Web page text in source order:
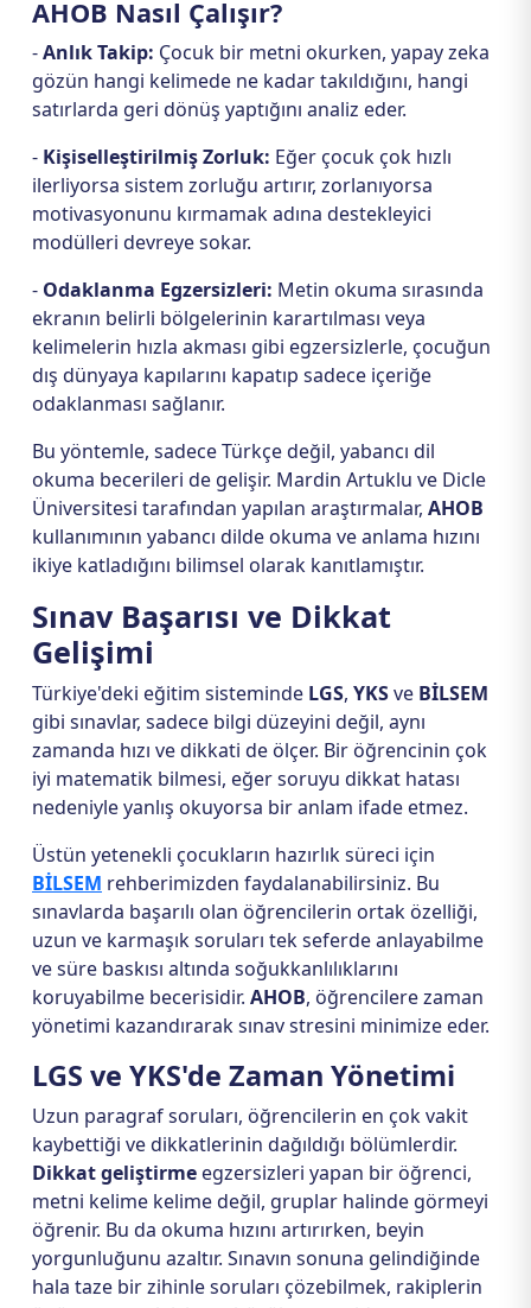
AHOB Nasıl Çalışır?
-Anlık Takip: Çocuk bir metni okurken, yapay zeka
gözün hangi kelimede ne kadar takıldığını, hangi
satırlarda geri dönüş yaptığını analiz eder.
- Kişiselleştirilmiş Zorluk: Eğer çocuk çok hızlı
ilerliyorsa sistem zorluğu artırır, zorlanıyorsa
motivasyonunu kırmamak adına destekleyici
modülleri devreye sokar.
- Odaklanma Egzersizleri: Metin okuma sırasında
ekranın belirli bölgelerinin karartılması veya
kelimelerin hızla akması gibi egzersizlerle, çocuğun
dış dünyaya kapılarını kapatıp sadece içeriğe
odaklanması sağlanır.
Bu yöntemle, sadece Türkçe değil, yabancı dil
okuma becerileri de gelişir. Mardin Artuklu ve Dicle
Üniversitesi tarafından yapılan araştırmalar, AHOB
kullanımının yabancı dilde okuma ve anlama hızını
ikiye katladığını bilimsel olarak kanıtlamıştır.
Sınav Başarısı ve Dikkat
Gelişimi
Türkiye'deki eğitim sisteminde LGS, YKSve BİLSEM
gibi sınavlar, sadece bilgi düzeyini değil, aynı
zamanda hızı ve dikkati de ölçer. Bir öğrencinin çok
iyi matematik bilmesi, eğer soruyu dikkat hatası
nedeniyle yanlış okuyorsa bir anlam ifade etmez.
Üstün yetenekli çocukların hazırlık süreci için
BİLSEM rehberimizden faydalanabilirsiniz. Bu
sınavlarda başarılı olan öğrencilerin ortak özelliği,
uzun ve karmaşık soruları tek seferde anlayabilme
ve süre baskısı altında soğukkanlılıklarını
koruyabilme becerisidir. AHOB, öğrencilere zaman
yönetimi kazandırarak sınav stresini minimize eder.
LGS ve YKS'de Zaman Yönetimi
Uzun paragraf soruları, öğrencilerin en çok vakit
kaybettiği ve dikkatlerinin dağıldığı bölümlerdir.
Dikkat geliştirme egzersizleri yapan bir öğrenci,
metni kelime kelime değil, gruplar halinde görmeyi
öğrenir. Bu da okuma hızını artırırken, beyin
yorgunluğunu azaltır. Sınavın sonuna gelindiğinde
hala taze bir zihinle soruları çözebilmek, rakiplerin